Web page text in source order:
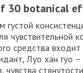
30 botanical
чувствительной
средства
Луо хан гуо
чувства